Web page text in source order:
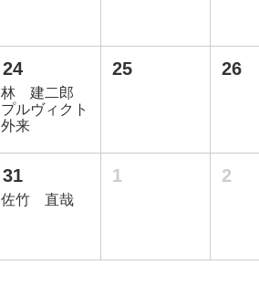
24
林 建二郎
プルヴィクト
外来
25 26
31
佐竹 直哉
1 2